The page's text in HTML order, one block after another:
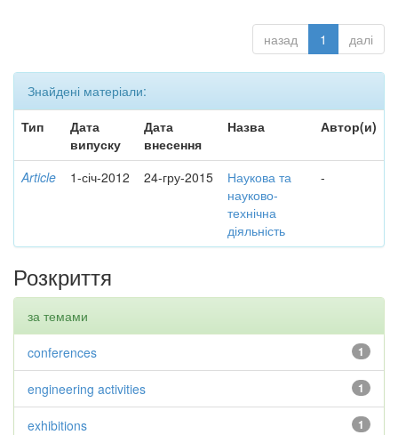
назад 1 далі
Знайдені матеріали:
Тип
Дата
випуску
Дата
внесення
Назва Автор(и)
Article 1-січ-2012 24-гру-2015
Наукова та
науково-
технічна
діяльність
-
Розкриття
за темами
1
conferences
1
engineering activities
1
exhibitions